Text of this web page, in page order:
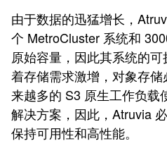
由于数据的迅猛增长，
个 MetroCluster 系统和
原始容量，因此其系统的
着存储需求激增，对象存
来越多的 S3 原生工作负载
解决方案，因此，Atruvia
保持可用性和高性能。